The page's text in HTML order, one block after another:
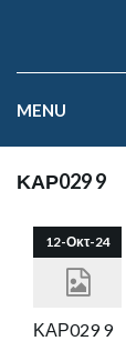
MENU
ΚΑΡ029 9
12-Οκτ-24
ΚΑΡ029 9